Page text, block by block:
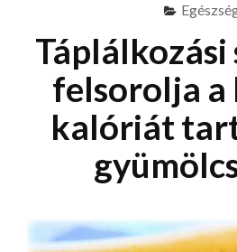
felsorolja a
kalóriát